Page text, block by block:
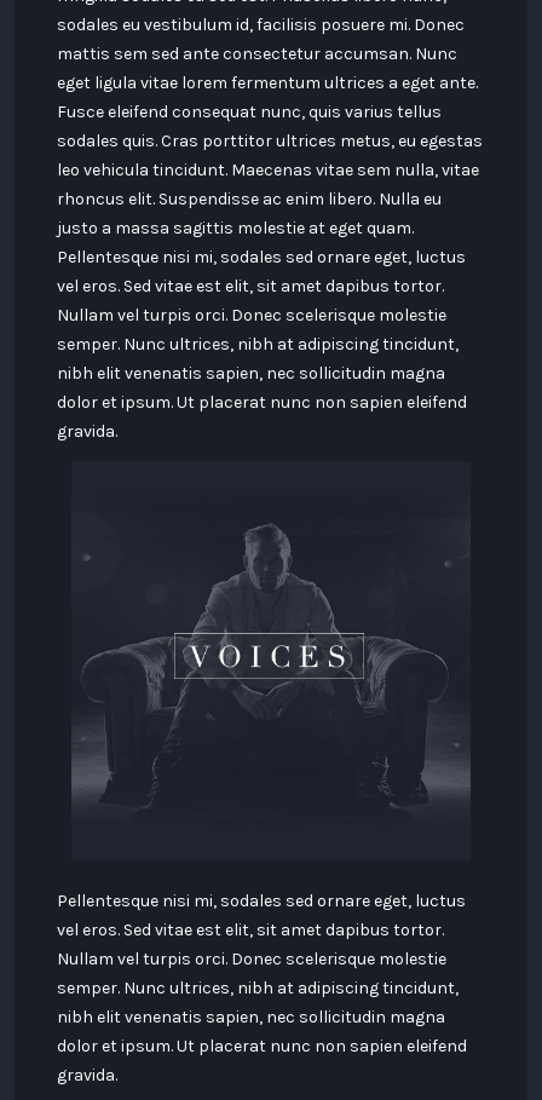
sodales eu vestibulum id, facilisis posuere mi. Donec
mattis sem sed ante consectetur accumsan. Nunc
eget ligula vitae lorem fermentum ultrices a eget ante.
Fusce eleifend consequat nunc, quis varius tellus
sodales quis. Cras porttitor ultrices metus, eu egestas
leo vehicula tincidunt. Maecenas vitae sem nulla, vitae
rhoncus elit. Suspendisse ac enim libero. Nulla eu
justo a massa sagittis molestie at eget quam.
Pellentesque nisi mi, sodales sed ornare eget, luctus
vel eros. Sed vitae est elit, sit amet dapibus tortor.
Nullam vel turpis orci. Donec scelerisque molestie
semper. Nunc ultrices, nibh at adipiscing tincidunt,
nibh elit venenatis sapien, nec sollicitudin magna
dolor et ipsum. Ut placerat nunc non sapien eleifend
gravida.
Pellentesque nisi mi, sodales sed ornare eget, luctus
vel eros. Sed vitae est elit, sit amet dapibus tortor.
Nullam vel turpis orci. Donec scelerisque molestie
semper. Nunc ultrices, nibh at adipiscing tincidunt,
nibh elit venenatis sapien, nec sollicitudin magna
dolor et ipsum. Ut placerat nunc non sapien eleifend
gravida.